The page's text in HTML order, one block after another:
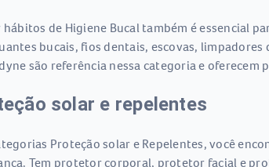
hábitos de Higiene Bucal também é essencial
bucais, fios dentais, escovas,
são referência nessa categoria e oferecem
solar e repelentes
Proteção solar e Repelentes, você
Tem protetor corporal, protetor facial e